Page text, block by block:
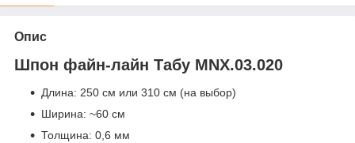
Опис
Шпон файн-лайн Табу MNX.03.020
Длина: 250 см или 310 см (на выбор)
Ширина: ~60 см
Толщина: 0,6 мм